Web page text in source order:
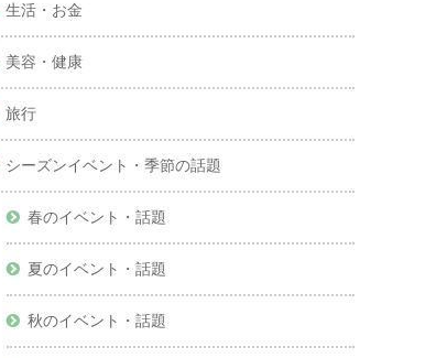
生活・お金
美容・健康
旅行
シーズンイベント・季節の話題
春のイベント・話題
夏のイベント・話題
秋のイベント・話題